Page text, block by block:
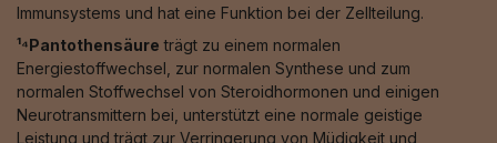
Immunsystems und hat eine Funktion bei der Zellteilung.
¹⁴Pantothensäure trägt zu einem normalen
Energiestoffwechsel, zur normalen Synthese und zum
normalen Stoffwechsel von Steroidhormonen und einigen
Neurotransmittern bei, unterstützt eine normale geistige
Leistung und trägt zur Verringerung von Müdigkeit und